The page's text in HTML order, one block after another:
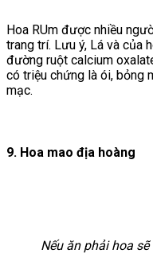
Hoa RUm được nhiều
trang trí. Lưu ý, Lá và của
đường ruột calcium
có triệu chứng là ói, bỏng
mạc.
9. Hoa mao địa hoàng
Nếu ăn phải hoa